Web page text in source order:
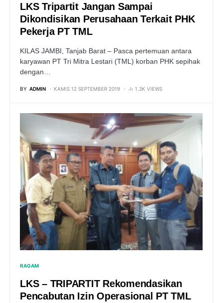
LKS Tripartit Jangan Sampai
Dikondisikan Perusahaan Terkait PHK
Pekerja PT TML
KILAS JAMBI, Tanjab Barat – Pasca pertemuan antara
karyawan PT Tri Mitra Lestari (TML) korban PHK sepihak
dengan…
BY ADMIN KAMIS 12 SEPTEMBER 2019 1.3K VIEWS
RAGAM
LKS – TRIPARTIT Rekomendasikan
Pencabutan Izin Operasional PT TML